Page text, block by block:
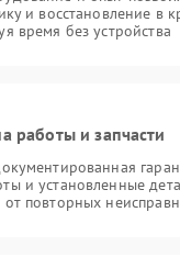
и восстановление в
время без устройства
работы и запчасти
и установленные
повторных